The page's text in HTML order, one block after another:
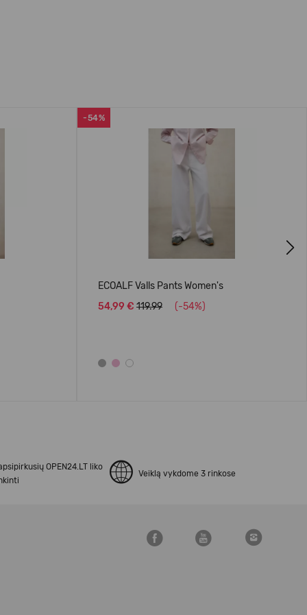
-54%
ECOALF Valls Pants Women's
54,99 € 119.99 (-54%)
OPEN24.LT liko
Veiklą vykdome 3 rinkose